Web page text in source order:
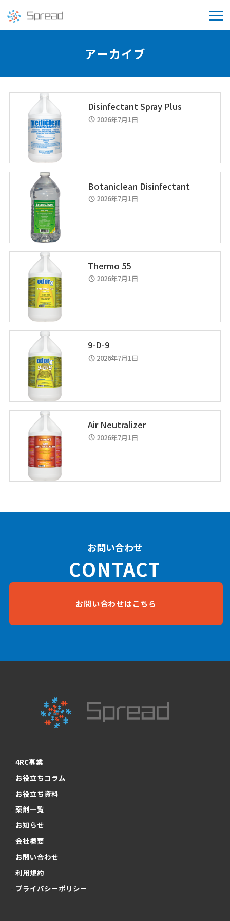
アーカイブ
Disinfectant Spray Plus
schedule 2026年7月1日
Botaniclean Disinfectant
schedule 2026年7月1日
Thermo 55
schedule 2026年7月1日
9-D-9
schedule 2026年7月1日
Air Neutralizer
schedule 2026年7月1日
お問い合わせ
CONTACT
お問い合わせはこちら
4RC事業
お役立ちコラム
お役立ち資料
薬剤一覧
お知らせ
会社概要
お問い合わせ
利用規約
プライバシーポリシー